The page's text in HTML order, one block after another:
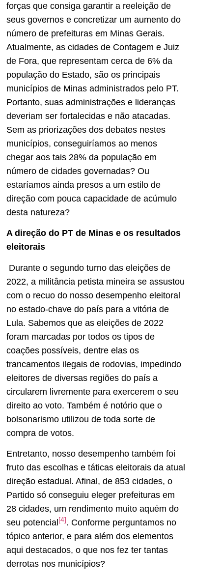
forças que consiga garantir a reeleição de
seus governos e concretizar um aumento do
número de prefeituras em Minas Gerais.
Atualmente, as cidades de Contagem e Juiz
de Fora, que representam cerca de 6% da
população do Estado, são os principais
municípios de Minas administrados pelo PT.
Portanto, suas administrações e lideranças
deveriam ser fortalecidas e não atacadas.
Sem as priorizações dos debates nestes
municípios, conseguiríamos ao menos
chegar aos tais 28% da população em
número de cidades governadas? Ou
estaríamos ainda presos a um estilo de
direção com pouca capacidade de acúmulo
desta natureza?
A direção do PT de Minas e os resultados
eleitorais
Durante o segundo turno das eleições de
2022, a militância petista mineira se assustou
com o recuo do nosso desempenho eleitoral
no estado-chave do país para a vitória de
Lula. Sabemos que as eleições de 2022
foram marcadas por todos os tipos de
coações possíveis, dentre elas os
trancamentos ilegais de rodovias, impedindo
eleitores de diversas regiões do país a
circularem livremente para exercerem o seu
direito ao voto. Também é notório que o
bolsonarismo utilizou de toda sorte de
compra de votos.
Entretanto, nosso desempenho também foi
fruto das escolhas e táticas eleitorais da atual
direção estadual. Afinal, de 853 cidades, o
Partido só conseguiu eleger prefeituras em
28 cidades, um rendimento muito aquém do
seu potencial [4] . Conforme perguntamos no
tópico anterior, e para além dos elementos
aqui destacados, o que nos fez ter tantas
derrotas nos municípios?